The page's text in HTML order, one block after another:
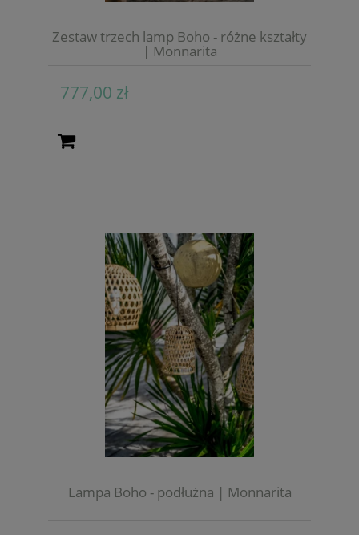
Zestaw trzech lamp Boho - różne kształty
| Monnarita
777,00 zł
Lampa Boho - podłużna | Monnarita